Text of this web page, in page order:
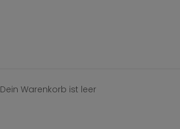
Dein Warenkorb ist leer